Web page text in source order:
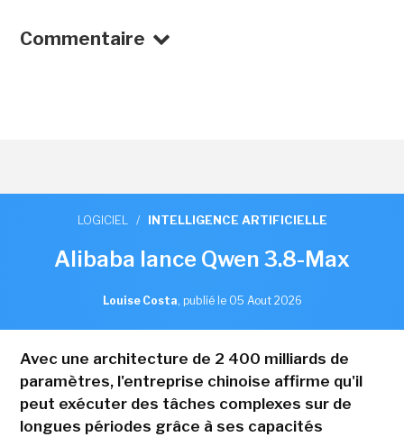
Commentaire
LOGICIEL / INTELLIGENCE ARTIFICIELLE
Alibaba lance Qwen 3.8-Max
Louise Costa, publié le 05 Aout 2026
Avec une architecture de 2 400 milliards de
paramètres, l'entreprise chinoise affirme qu'il
peut exécuter des tâches complexes sur de
longues périodes grâce à ses capacités